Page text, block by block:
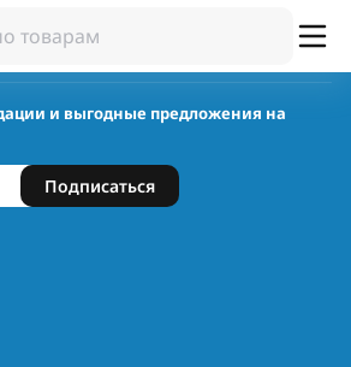
и выгодные предложения на
Подписаться